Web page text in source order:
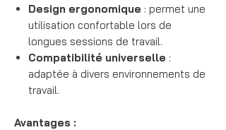
Design ergonomique : permet une
utilisation confortable lors de
longues sessions de travail.
Compatibilité universelle :
adaptée à divers environnements de
travail.
Avantages :